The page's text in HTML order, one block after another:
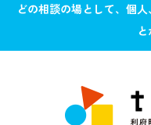
どの相談の場として、個